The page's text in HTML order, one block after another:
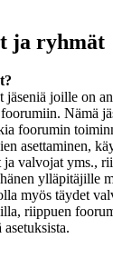
ja ryhmät
jäseniä joille on
Nämä
foorumin
asettaminen,
ja valvojat yms.,
ylläpitäjille
myös täydet
riippuen